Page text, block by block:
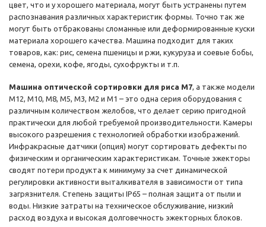
цвет, что и у хорошего материала, могут быть устранены путем
распознавания различных характеристик формы. Точно так же
могут быть отбракованы сломанные или деформированные куски
материала хорошего качества. Машина подходит для таких
товаров, как: рис, семена пшеницы и ржи, кукуруза и соевые бобы,
семена, орехи, кофе, ягоды, сухофрукты и т.п.
Машина оптической сортировки для риса M7, а также модели
M12, M10, M8, M5, M3, M2 и M1 – это одна серия оборудования с
различным количеством желобов, что делает серию пригодной
практически для любой требуемой производительности. Камеры
высокого разрешения с технологией обработки изображений.
Инфракрасные датчики (опция) могут сортировать дефекты по
физическим и органическим характеристикам. Точные эжекторы
сводят потери продукта к минимуму за счет динамической
регулировки активности выталкивателя в зависимости от типа
загрязнителя. Степень защиты IP65 – полная защита от пыли и
воды. Низкие затраты на техническое обслуживание, низкий
расход воздуха и высокая долговечность эжекторных блоков.